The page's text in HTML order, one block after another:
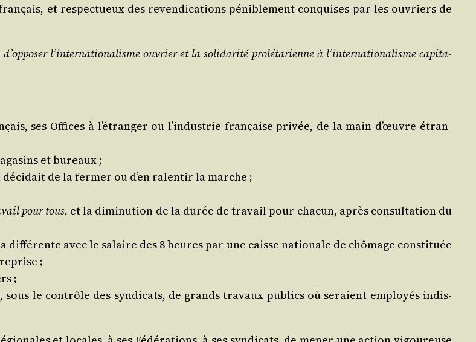
et res­pec­tueux des reven­di­ca­tions péni­ble­ment conquises par les ouvriers de
d’opposer l’internationalisme ouvrier et la soli­da­ri­té pro­lé­ta­rienne à l’internationalisme capi­ta­
ses Offices à l’étranger ou l’industrie fran­çaise pri­vée, de la main‑d’œuvre étran­
et bureaux ;
de la fer­mer ou d’en ralen­tir la marche ;
pour tous, et la dimi­nu­tion de la durée de tra­vail pour cha­cun, après consul­ta­tion du
avec le salaire des 8 heures par une caisse natio­nale de chô­mage consti­tuée
;
;
le contrôle des syn­di­cats, de grands tra­vaux publics où seraient employés indis­